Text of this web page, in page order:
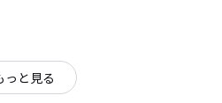
っと見る